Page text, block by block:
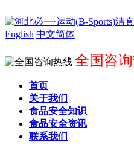
English 中文简体
全国咨
首页
关于我们
食品安全知识
食品安全资讯
联系我们